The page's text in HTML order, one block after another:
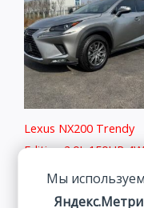
Lexus NX200 Trendy
Edition 2.0L 150HP
2021
3 498 800
Мы